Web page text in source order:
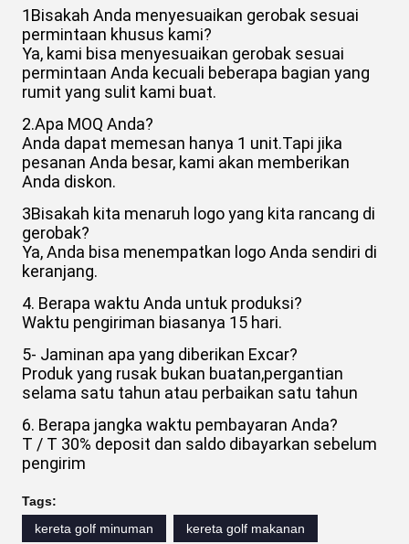
1Bisakah Anda menyesuaikan gerobak sesuai
permintaan khusus kami?
Ya, kami bisa menyesuaikan gerobak sesuai
permintaan Anda kecuali beberapa bagian yang
rumit yang sulit kami buat.
2.Apa MOQ Anda?
Anda dapat memesan hanya 1 unit.Tapi jika
pesanan Anda besar, kami akan memberikan
Anda diskon.
3Bisakah kita menaruh logo yang kita rancang di
gerobak?
Ya, Anda bisa menempatkan logo Anda sendiri di
keranjang.
4. Berapa waktu Anda untuk produksi?
Waktu pengiriman biasanya 15 hari.
5- Jaminan apa yang diberikan Excar?
Produk yang rusak bukan buatan,pergantian
selama satu tahun atau perbaikan satu tahun
6. Berapa jangka waktu pembayaran Anda?
T / T 30% deposit dan saldo dibayarkan sebelum
pengirim
Tags:
kereta golf minuman
kereta golf makanan